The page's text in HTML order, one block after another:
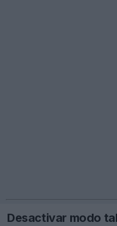
Desactivar modo